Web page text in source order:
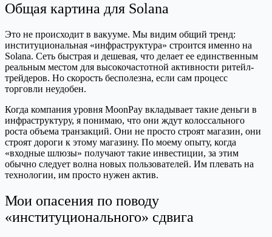
Общая картина для Solana
Это не происходит в вакууме. Мы видим общий тренд:
институциональная «инфраструктура» строится именно на
Solana. Сеть быстрая и дешевая, что делает ее единственным
реальным местом для высокочастотной активности ритейл-
трейдеров. Но скорость бесполезна, если сам процесс
торговли неудобен.
Когда компания уровня MoonPay вкладывает такие деньги в
инфраструктуру, я понимаю, что они ждут колоссального
роста объема транзакций. Они не просто строят магазин, они
строят дороги к этому магазину. По моему опыту, когда
«входные шлюзы» получают такие инвестиции, за этим
обычно следует волна новых пользователей. Им плевать на
технологии, им просто нужен актив.
Мои опасения по поводу
«институционального» сдвига